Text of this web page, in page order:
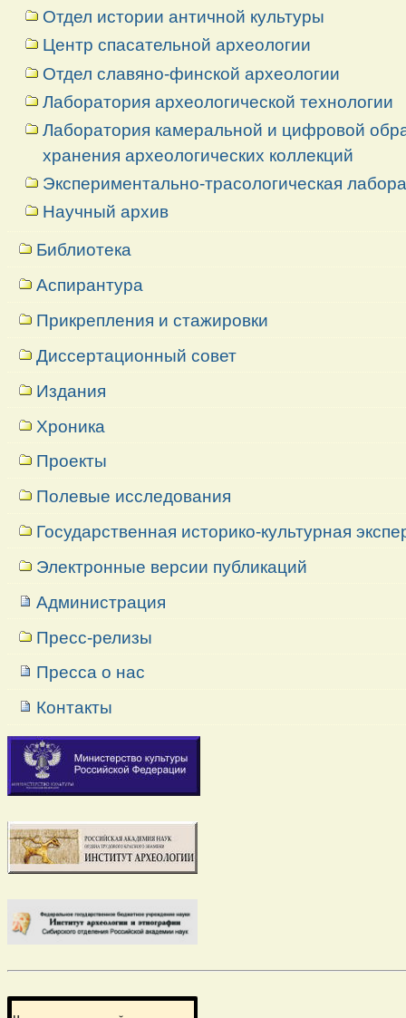
Отдел истории античной культуры
Центр спасательной археологии
Отдел славяно-финской археологии
Лаборатория археологической технологии
Лаборатория камеральной и цифровой
хранения археологических коллекций
Экспериментально-трасологическая
Научный архив
Библиотека
Аспирантура
Прикрепления и стажировки
Диссертационный совет
Издания
Хроника
Проекты
Полевые исследования
Государственная историко-культурная
Электронные версии публикаций
Администрация
Пресс-релизы
Пресса о нас
Контакты